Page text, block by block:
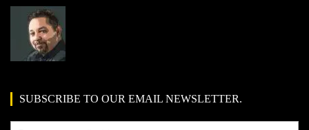
SUBSCRIBE TO OUR EMAIL NEWSLETTER.